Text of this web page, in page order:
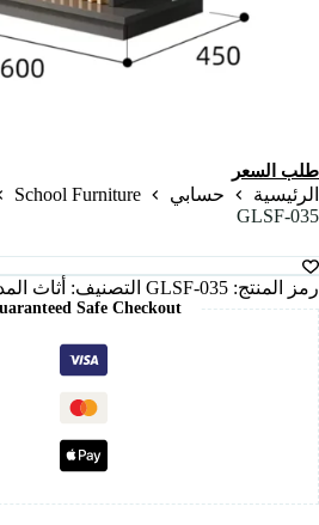
طلب السعر
الرئيسية حسابي School Furniture
GLSF-035
رمز المنتج: GLSF-035 التصنيف: أثاث
Safe Checkout